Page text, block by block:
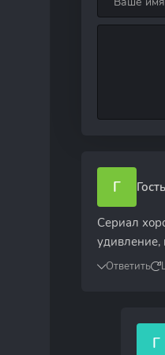
Г
Сериал
удивление,
Ответить
Г